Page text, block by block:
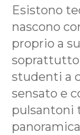
Esistono
nascono
proprio a
soprattutto
studenti a
sensato e
pulsantoni